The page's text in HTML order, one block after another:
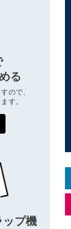
る
ので、
す。
ップ機